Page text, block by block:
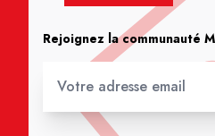
Rejoignez la communauté